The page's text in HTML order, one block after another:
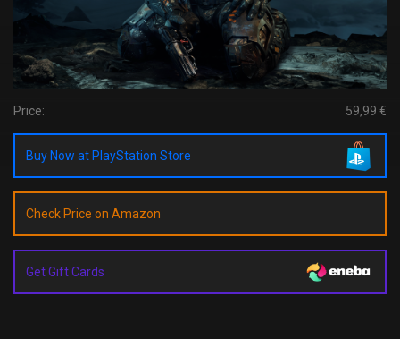
Price: 59,99 €
Buy Now at PlayStation Store
Check Price on Amazon
Get Gift Cards